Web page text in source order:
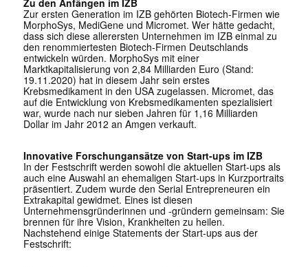
Zur ersten Generation im IZB gehörten Biotech-Firmen wie
MorphoSys, MediGene und Micromet. Wer hätte gedacht,
dass sich diese allerersten Unternehmen im IZB einmal zu
den renommiertesten Biotech-Firmen Deutschlands
entwickeln würden. MorphoSys mit einer
Marktkapitalisierung von 2,84 Milliarden Euro (Stand:
19.11.2020) hat in diesem Jahr sein erstes
Krebsmedikament in den USA zugelassen. Micromet, das
auf die Entwicklung von Krebsmedikamenten spezialisiert
war, wurde nach nur sieben Jahren für 1,16 Milliarden
Dollar im Jahr 2012 an Amgen verkauft.
Innovative Forschungansätze von Start-ups im IZB
In der Festschrift werden sowohl die aktuellen Start-ups als
auch eine Auswahl an ehemaligen Start-ups in Kurzportraits
präsentiert. Zudem wurde den Serial Entrepreneuren ein
Extrakapital gewidmet. Eines ist diesen
Unternehmensgründerinnen und -gründern gemeinsam: Sie
brennen für ihre Vision, Krankheiten zu heilen.
Nachstehend einige Statements der Start-ups aus der
Festschrift: